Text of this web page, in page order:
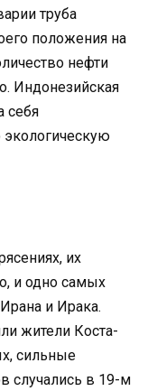
труба
положения на
нефти
Индонезийская
себя
экологическую
их
и одно самых
и Ирака.
жители Коста-
сильные
случались в 19-м